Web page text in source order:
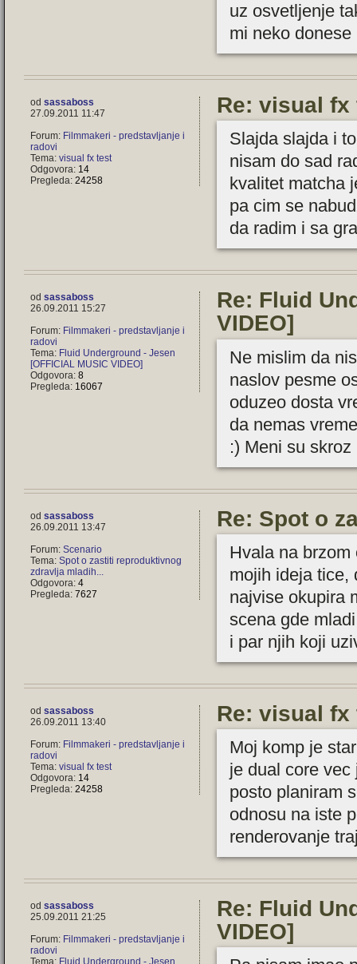
uz osvetljenje
mi neko
Re: visual fx
Slajda slajda i
nisam do sad
kvalitet matcha
pa cim se
da radim i sa
od sassaboss
27.09.2011 11:47
Forum: Filmmakeri - predstavljanje i
radovi
Tema: visual fx test
Odgovora: 14
Pregleda: 24258
Re: Fluid
VIDEO]
Ne mislim da
naslov pesme
oduzeo dosta
da nemas
:) Meni su
od sassaboss
26.09.2011 15:27
Forum: Filmmakeri - predstavljanje i
radovi
Tema: Fluid Underground - Jesen
[OFFICIAL MUSIC VIDEO]
Odgovora: 8
Pregleda: 16067
Re: Spot o
Hvala na
mojih ideja tice,
najvise okupira
scena gde
i par njih koji
od sassaboss
26.09.2011 13:47
Forum: Scenario
Tema: Spot o zastiti reproduktivnog
zdravlja mladih...
Odgovora: 4
Pregleda: 7627
Re: visual fx
Moj komp je
je dual core
posto planiram
odnosu na iste
renderovanje
od sassaboss
26.09.2011 13:40
Forum: Filmmakeri - predstavljanje i
radovi
Tema: visual fx test
Odgovora: 14
Pregleda: 24258
Re: Fluid
VIDEO]
od sassaboss
25.09.2011 21:25
Forum: Filmmakeri - predstavljanje i
radovi
Tema: Fluid Underground - Jesen